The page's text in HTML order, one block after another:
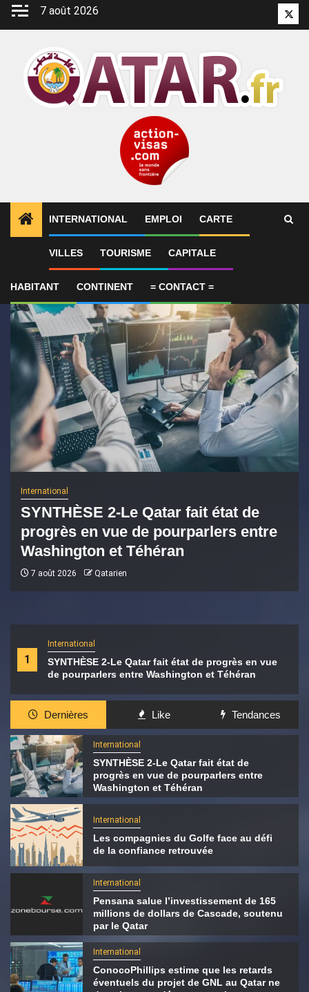
Aller
7 août 2026
INTERNATIONAL EMPLOI CARTE
VILLES TOURISME CAPITALE
HABITANT CONTINENT = CONTACT =
ALERTES INFO 1 SYNTHÈSE 2-Le Qatar fait état
1
International
SYNTHÈSE 2-Le Qatar fait état de progrès en vue
de pourparlers entre Washington et Téhéran
International
SYNTHÈSE 2-Le Qatar fait état de
progrès en vue de pourparlers entre
Washington et Téhéran
7 août 2026 Qatarien
Dernières Like Tendances
International
SYNTHÈSE 2-Le Qatar fait état de
progrès en vue de pourparlers entre
Washington et Téhéran
International
Les compagnies du Golfe face au défi
de la confiance retrouvée
International
Pensana salue l’investissement de 165
millions de dollars de Cascade, soutenu
par le Qatar
International
ConocoPhillips estime que les retards
éventuels du projet de GNL au Qatar ne